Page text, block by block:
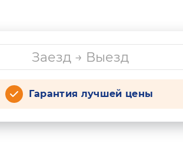
Гарантия лучшей цены